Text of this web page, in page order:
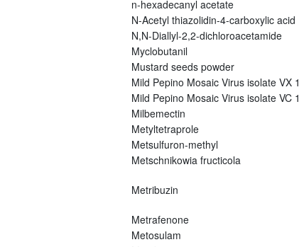
n-hexadecanyl acetate
N-Acetyl thiazolidin-4-carboxylic acid
N,N-Diallyl-2,2-dichloroacetamide
Myclobutanil
Mustard seeds powder
Mild Pepino Mosaic Virus isolate VX 1
Mild Pepino Mosaic Virus isolate VC 1
Milbemectin
Metyltetraprole
Metsulfuron-methyl
Metschnikowia fructicola
Metribuzin
Metrafenone
Metosulam